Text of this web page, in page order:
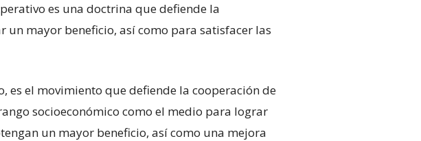
es una doctrina que defiende la
mayor beneficio, así como para satisfacer las
es el movimiento que defiende la cooperación de
socioeconómico como el medio para lograr
un mayor beneficio, así como una mejora